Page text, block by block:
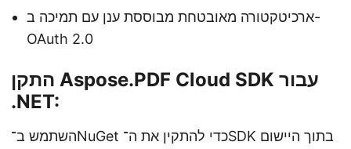
ארכיטקטורה מאובטחת מבוססת ענן עם תמיכה ב-
OAuth 2.0
התקן Aspose.PDF Cloud SDK עבור
.NET:
השתמש ב־NuGet כדי להתקין את ה־SDK בתוך היישום